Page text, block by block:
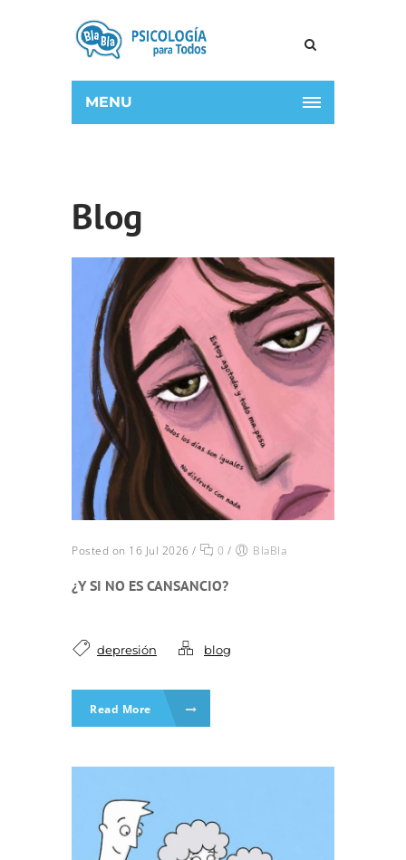
MENU
Blog
Posted on 16 Jul 2026 / 0 / BlaBla
¿Y SI NO ES CANSANCIO?
depresión blog
Read More